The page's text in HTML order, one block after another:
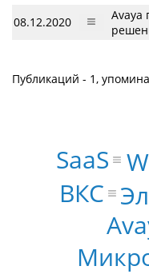
08.12.2020
Avaya
Публикаций - 1,
SaaS
ВКС